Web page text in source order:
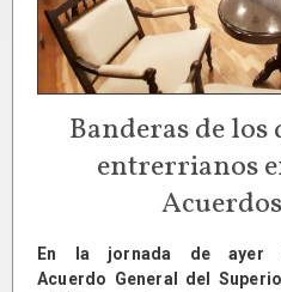
Banderas de
entrerrianos
En la jornada de ayer
Acuerdo General del